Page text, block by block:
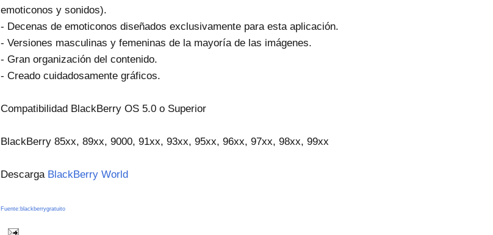
emoticonos y sonidos).
- Decenas de emoticonos diseñados exclusivamente para esta aplicación.
- Versiones masculinas y femeninas de la mayoría de las imágenes.
- Gran organización del contenido.
- Creado cuidadosamente gráficos.
Compatibilidad BlackBerry OS 5.0 o Superior
BlackBerry 85xx, 89xx, 9000, 91xx, 93xx, 95xx, 96xx, 97xx, 98xx, 99xx
Descarga BlackBerry World
Fuente:blackberrygratuito